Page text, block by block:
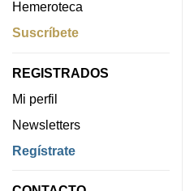
Hemeroteca
Suscríbete
REGISTRADOS
Mi perfil
Newsletters
Regístrate